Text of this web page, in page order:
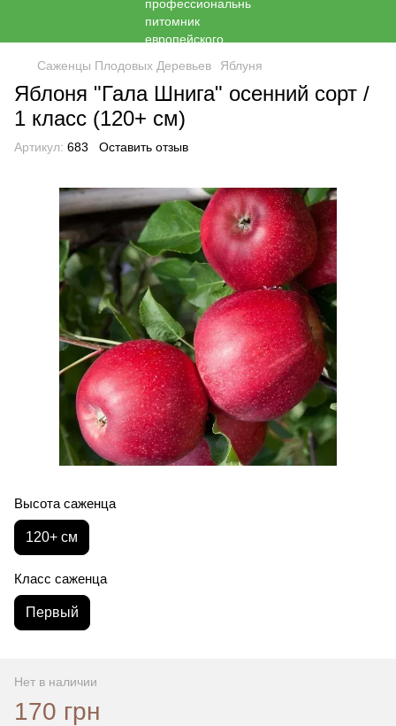
Саженцы Плодовых Деревьев Яблуня
Яблоня "Гала Шнига" осенний сорт /
1 класс (120+ см)
Артикул: 683 Оставить отзыв
Высота саженца
120+ см
Класс саженца
Первый
Нет в наличии
170 грн